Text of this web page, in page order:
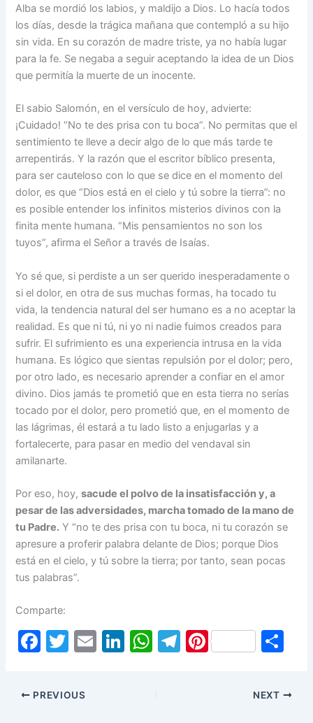
Alba se mordió los labios, y maldijo a Dios. Lo hacía todos
los días, desde la trágica mañana que contempló a su hijo
sin vida. En su corazón de madre triste, ya no había lugar
para la fe. Se negaba a seguir aceptando la idea de un Dios
que permitía la muerte de un inocente.
El sabio Salomón, en el versículo de hoy, advierte:
¡Cuidado! “No te des prisa con tu boca”. No permitas que el
sentimiento te lleve a decir algo de lo que más tarde te
arrepentirás. Y la razón que el escritor bíblico presenta,
para ser cauteloso con lo que se dice en el momento del
dolor, es que “Dios está en el cielo y tú sobre la tierra”: no
es posible entender los infinitos mis­terios divinos con la
finita mente humana. “Mis pensamientos no son los
tuyos”, afirma el Señor a través de Isaías.
Yo sé que, si perdiste a un ser querido inesperadamente o
si el dolor, en otra de sus muchas formas, ha tocado tu
vida, la tendencia natural del ser humano es a no aceptar la
realidad. Es que ni tú, ni yo ni nadie fuimos crea­dos para
sufrir. El sufrimiento es una experiencia intrusa en la vida
humana. Es lógico que sientas repulsión por el dolor; pero,
por otro lado, es necesario aprender a confiar en el amor
divino. Dios jamás te prometió que en esta tierra no serías
tocado por el dolor, pero prometió que, en el momento de
las lágrimas, él estará a tu lado listo a enjugarlas y a
fortalecerte, para pasar en medio del vendaval sin
amilanarte.
Por eso, hoy,sacude el polvo de la insatisfacción y, a
pesar de las adver­sidades, marcha tomado de la mano de
tu Padre. Y “no te des prisa con tu boca, ni tu corazón se
apresure a proferir palabra delante de Dios; porque Dios
está en el cielo, y tú sobre la tierra; por tanto, sean pocas
tus palabras”.
Comparte:
F
c
T
itt
er
E
Li W T Pi
ar
PREVIOUS NEXT